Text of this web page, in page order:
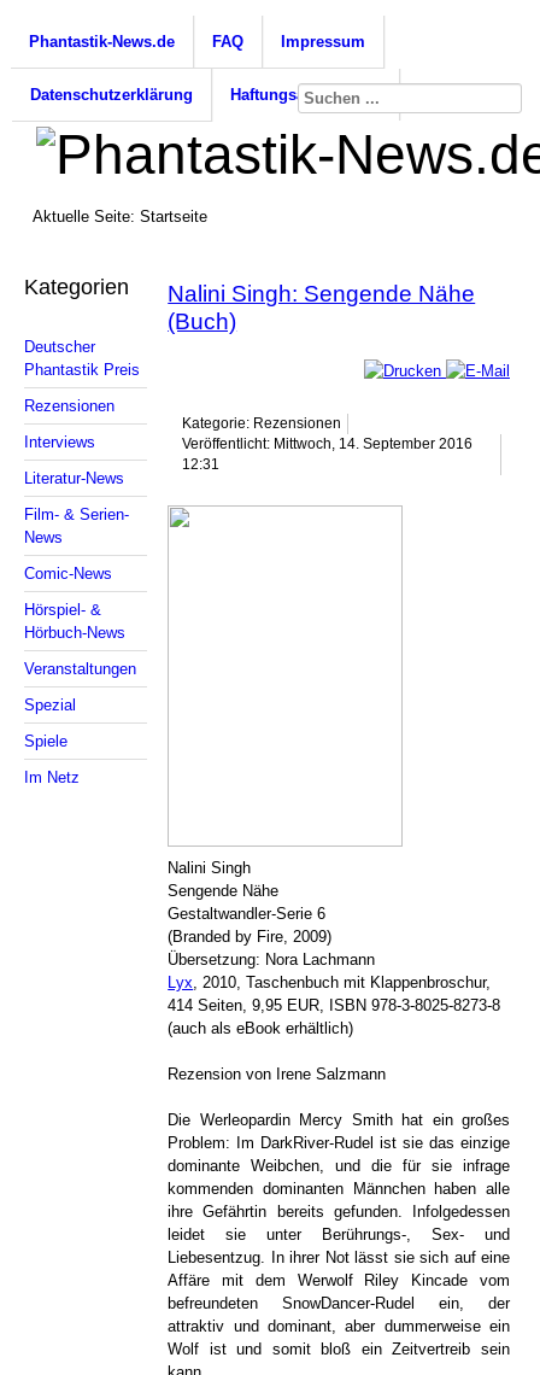
Phantastik-News.de FAQ Impressum
Datenschutzerklärung Haftungsausschluss
Aktuelle Seite: Startseite
Kategorien
Deutscher
Phantastik Preis
Rezensionen
Interviews
Literatur-News
Film- & Serien-
News
Comic-News
Hörspiel- &
Hörbuch-News
Veranstaltungen
Spezial
Spiele
Im Netz
Nalini Singh: Sengende Nähe
(Buch)
Kategorie: Rezensionen
Veröffentlicht: Mittwoch, 14. September 2016
12:31
Nalini Singh
Sengende Nähe
Gestaltwandler-Serie 6
(Branded by Fire, 2009)
Übersetzung: Nora Lachmann
Lyx , 2010, Taschenbuch mit Klappenbroschur,
414 Seiten, 9,95 EUR, ISBN 978-3-8025-8273-8
(auch als eBook erhältlich)
Rezension von Irene Salzmann
Die Werleopardin Mercy Smith hat ein großes
Problem: Im DarkRiver-Rudel ist sie das einzige
dominante Weibchen, und die für sie infrage
kommenden dominanten Männchen haben alle
ihre Gefährtin bereits gefunden. Infolgedessen
leidet sie unter Berührungs-, Sex- und
Liebesentzug. In ihrer Not lässt sie sich auf eine
Affäre mit dem Werwolf Riley Kincade vom
befreundeten SnowDancer-Rudel ein, der
attraktiv und dominant, aber dummerweise ein
Wolf ist und somit bloß ein Zeitvertreib sein